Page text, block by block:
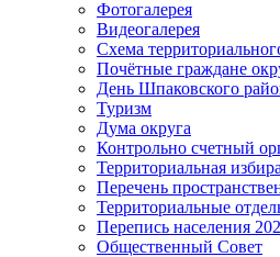
Фотогалерея
Видеогалерея
Схема
Почётные граждане
День Шпаковского
Туризм
Дума округа
Контрольно счетный
Территориальная
Перечень
Территориальные
Перепись населения
Общественный Совет